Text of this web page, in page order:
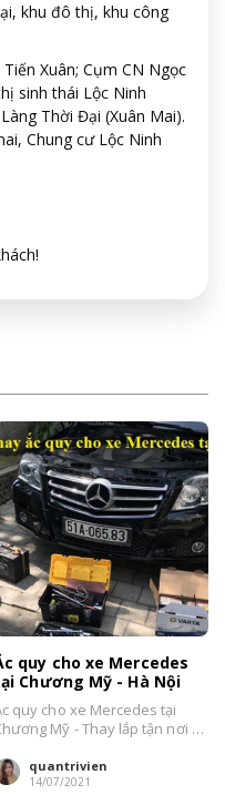
khu đô thị, khu công
Xuân; Cụm CN Ngọc
sinh thái Lộc Ninh
Thời Đại (Xuân Mai).
Chung cư Lộc Ninh
quy cho xe Mercedes
Chương Mỹ - Hà Nội
quy cho xe Mercedes tại
Mỹ - Thay lắp tận nơi uy
quantrivien
14/07/2021